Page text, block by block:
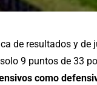
de resultados y
9 puntos de 33
como